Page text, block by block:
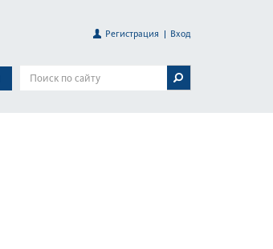
Регистрация Вход